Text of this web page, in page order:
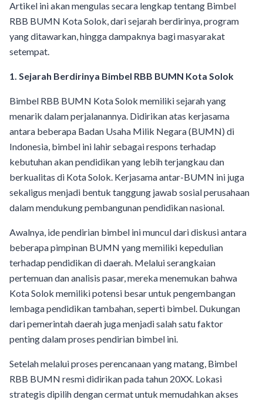
Artikel ini akan mengulas secara lengkap tentang Bimbel
RBB BUMN Kota Solok, dari sejarah berdirinya, program
yang ditawarkan, hingga dampaknya bagi masyarakat
setempat.
1. Sejarah Berdirinya Bimbel RBB BUMN Kota Solok
Bimbel RBB BUMN Kota Solok memiliki sejarah yang
menarik dalam perjalanannya. Didirikan atas kerjasama
antara beberapa Badan Usaha Milik Negara (BUMN) di
Indonesia, bimbel ini lahir sebagai respons terhadap
kebutuhan akan pendidikan yang lebih terjangkau dan
berkualitas di Kota Solok. Kerjasama antar-BUMN ini juga
sekaligus menjadi bentuk tanggung jawab sosial perusahaan
dalam mendukung pembangunan pendidikan nasional.
Awalnya, ide pendirian bimbel ini muncul dari diskusi antara
beberapa pimpinan BUMN yang memiliki kepedulian
terhadap pendidikan di daerah. Melalui serangkaian
pertemuan dan analisis pasar, mereka menemukan bahwa
Kota Solok memiliki potensi besar untuk pengembangan
lembaga pendidikan tambahan, seperti bimbel. Dukungan
dari pemerintah daerah juga menjadi salah satu faktor
penting dalam proses pendirian bimbel ini.
Setelah melalui proses perencanaan yang matang, Bimbel
RBB BUMN resmi didirikan pada tahun 20XX. Lokasi
strategis dipilih dengan cermat untuk memudahkan akses